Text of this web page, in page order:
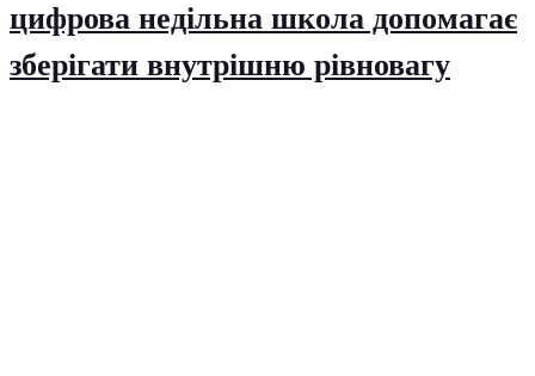
цифрова недільна школа допомагає
зберігати внутрішню рівновагу